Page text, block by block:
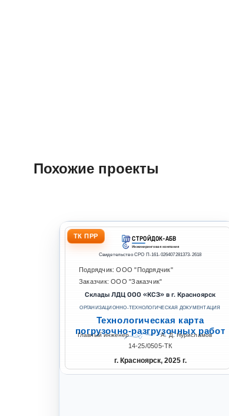
Похожие проекты
СТРОЙДОК-АБВ
Инжиниринговая компания
Свидетельство СРО П-161-026407281373-2618
Подрядчик: ООО "Подрядчик"
Заказчик: ООО "Заказчик"
Склады ЛДЦ ООО «КСЗ» в г. Красноярск
ТК ПРР
ОРГАНИЗАЦИОННО-ТЕХНОЛОГИЧЕСКАЯ ДОКУМЕНТАЦИЯ
Технологическая карта
погрузочно-разгрузочных работ
14-25/0505-ТК
Главный инженер А. Д. Нурисламов
г. Красноярск, 2025 г.